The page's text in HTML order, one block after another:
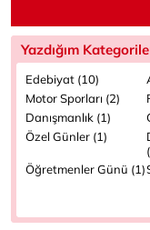
Yazdığım
Edebiyat (10)
Motor Sporları (2)
Danışmanlık (1)
Özel Günler (1)
Öğretmenler Günü (1)